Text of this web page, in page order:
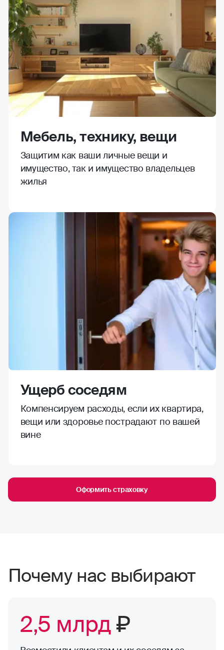
Мебель, технику, вещи
Защитим как ваши личные вещи и
имущество, так и имущество владельцев
жилья
Ущерб соседям
Компенсируем расходы, если их квартира,
вещи или здоровье пострадают по вашей
вине
Оформить страховку
Почему нас выбирают
2,5 млрд₽